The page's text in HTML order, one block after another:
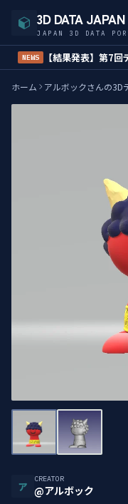
3D DATA JAPAN
JAPAN 3D DATA
NEWS 【結果発表】第7回
ホーム アルボックさんの3D
ア
CREATOR
@アルボック